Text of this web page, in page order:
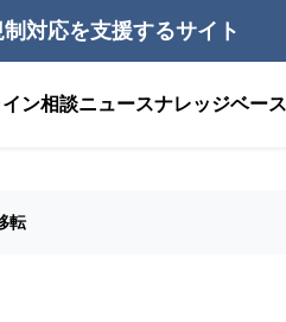
対応を支援するサイト
ン相談ニュースナレッジベース
転